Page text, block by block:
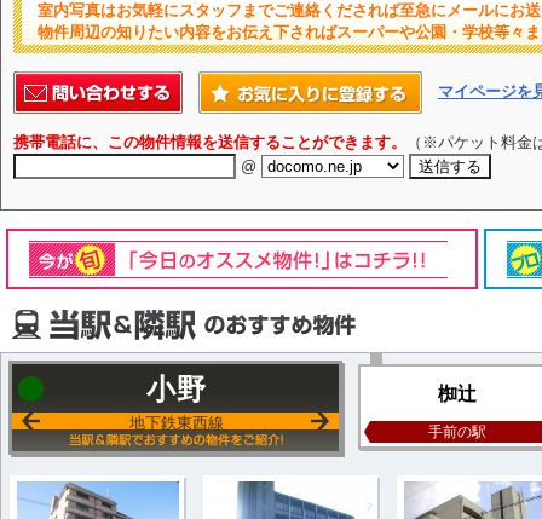
室内写真はお気軽にスタッフまでご連絡くだされば至急にメールにお
物件周辺の知りたい内容をお伝え下さればスーパーや公園・学校等々
マイページを
携帯電話に、この物件情報を送信することができます。
（※パケット料金
@
小野
地下鉄東西線
椥辻
手前の駅